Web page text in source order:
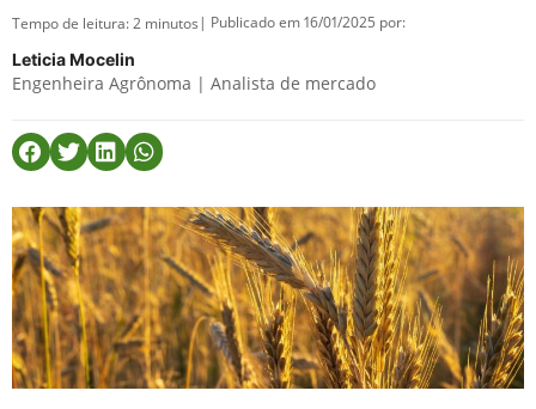
Tempo de leitura:2 minutos | Publicado em 16/01/2025 por:
Leticia Mocelin
Engenheira Agrônoma | Analista de mercado